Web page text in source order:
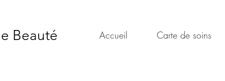
Beauté Accueil Carte de soins